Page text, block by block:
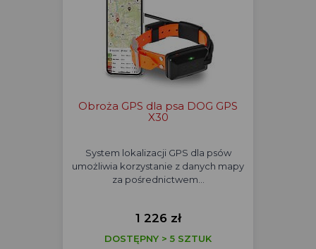
Obroża GPS dla psa DOG GPS
X30
System lokalizacji GPS dla psów
umożliwia korzystanie z danych mapy
za pośrednictwem…
1 226 zł
DOSTĘPNY > 5 SZTUK